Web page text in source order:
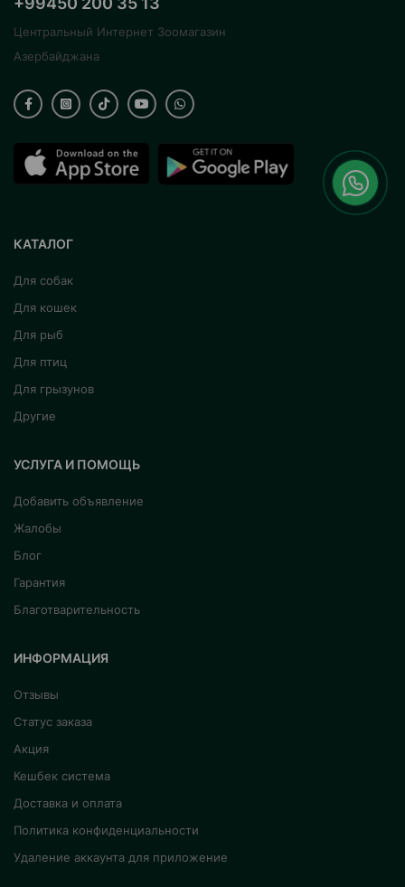
Центральный Интернет Зоомагазин
Азербайджана
КАТАЛОГ
Для собак
Для кошек
Для рыб
Для птиц
Для грызунов
Другие
УСЛУГА И ПОМОЩЬ
Добавить объявление
Жалобы
Блог
Гарантия
Благотварительность
ИНФОРМАЦИЯ
Отзывы
Статус заказа
Акция
Кешбек система
Доставка и оплата
Политика конфиденциальности
Удаление аккаунта для приложение